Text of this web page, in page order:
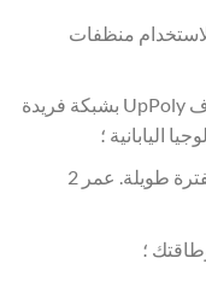
منظفات
التكنولوجيا العالية. وهي تعتمد على ألياف UpPoly بشبكة فريدة
اليابانية ؛
متين. إنها مقاومة للاهتراء وتبدو جيدة لفترة طويلة. عمر 2
؛